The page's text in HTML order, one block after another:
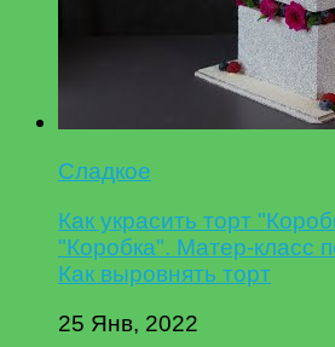
Сладкое
Как украсить торт
"Коробка". Матер-класс
Как выровнять торт
25 Янв, 2022